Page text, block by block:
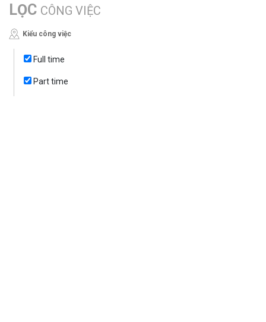
LỌC CÔNG VIỆC
Kiểu công việc
Full time
Part time